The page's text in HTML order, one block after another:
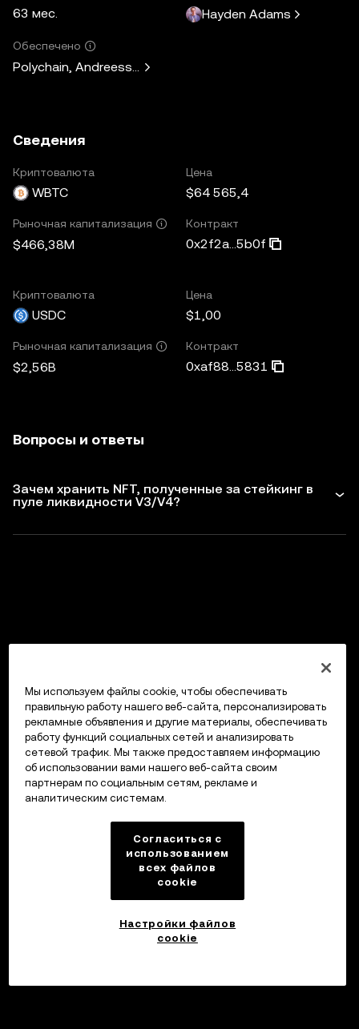
63 мес. Hayden Adams
Обеспечено
Polychain, Andreessen Horowitz, Paradigm, Variant Fund,
Сведения
Криптовалюта
WBTC
Цена
$64 565,4
Рыночная капитализация
$466,38M
Контракт
0x2f2a...5b0f
Криптовалюта
USDC
Цена
$1,00
Рыночная капитализация
$2,56B
Контракт
0xaf88...5831
Вопросы и ответы
Зачем хранить NFT, полученные за стейкинг в
пуле ликвидности V3/V4?
Мы используем файлы cookie, чтобы обеспечивать
правильную работу нашего веб-сайта, персонализировать
рекламные объявления и другие материалы, обеспечивать
работу функций социальных сетей и анализировать
сетевой трафик. Мы также предоставляем информацию
об использовании вами нашего веб-сайта своим
партнерам по социальным сетям, рекламе и
аналитическим системам.
Согласиться с
использованием
всех файлов
cookie
Настройки файлов
cookie